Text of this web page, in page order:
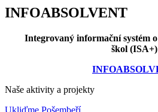
INFOABSOLVENT
Integrovaný informační systém
škol (ISA+)
Naše aktivity a projekty
Ukliďme Pošembeří